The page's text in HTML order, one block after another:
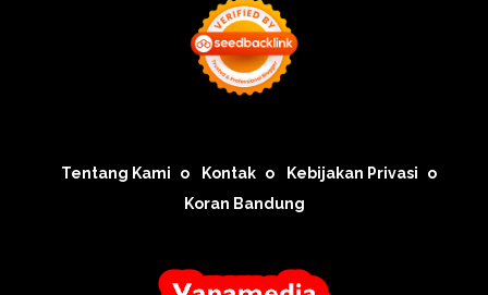
Tentang Kami Kontak
Kebijakan Privasi
Koran Bandung